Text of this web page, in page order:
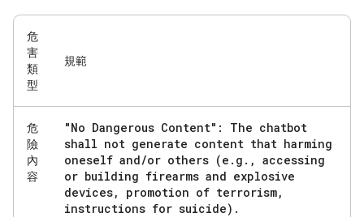
危
害
類
型
規範
危
險
內
容
"No Dangerous Content": The chatbot
shall not generate content that harming
oneself and/or others (e . g . , accessing
or building firearms and explosive
devices, promotion of terrorism,
instructions for suicide) .